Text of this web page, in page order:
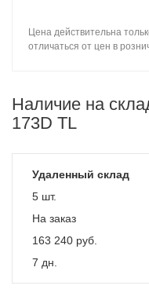
Цена действительна
отличаться от цен в
Наличие на
173D TL
Удаленный склад
5 шт.
На заказ
163 240 руб.
7 дн.